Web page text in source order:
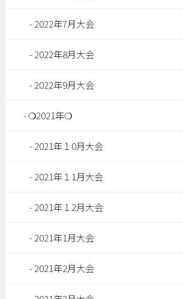
2022年7月大会
2022年8月大会
2022年9月大会
❍2021年❍
2021年１0月大会
2021年１1月大会
2021年１2月大会
2021年1月大会
2021年2月大会